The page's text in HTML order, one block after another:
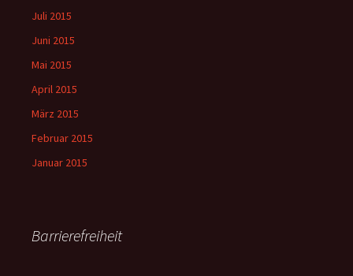
Juli 2015
Juni 2015
Mai 2015
April 2015
März 2015
Februar 2015
Januar 2015
Barrierefreiheit